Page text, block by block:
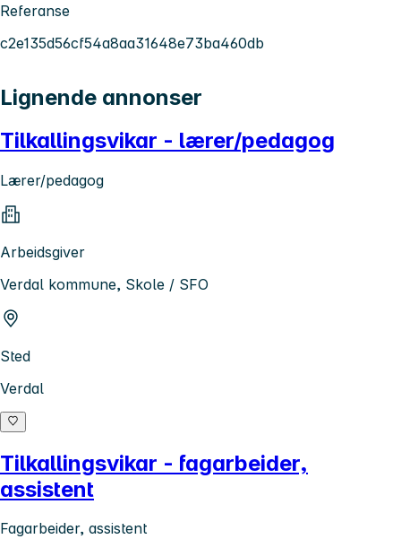
Referanse
c2e135d56cf54a8aa31648e73ba460db
Lignende annonser
Tilkallingsvikar - lærer/pedagog
Lærer/pedagog
Arbeidsgiver
Verdal kommune, Skole / SFO
Sted
Verdal
Tilkallingsvikar - fagarbeider,
assistent
Fagarbeider, assistent